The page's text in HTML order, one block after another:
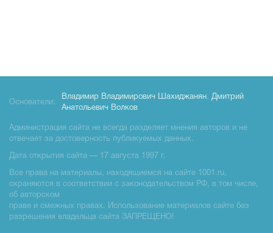
Основатели:
Владимир Владимирович Шахиджанян, Дмитрий
Анатольевич Волков
Администрация сайта не всегда разделяет мнения авторов и не
отвечает за достоверность публикуемых данных.
Дата открытия сайта — 17 августа 1997 г.
Все права на материалы, находящиемся на сайте 1001.ru,
охраняются в соответствии с законодательством РФ, в том числе,
об авторском
праве и смежных правах. Использование материалов сайте без
разрешения владельца сайта ЗАПРЕЩЕНО!